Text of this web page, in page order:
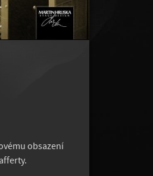
obsazení